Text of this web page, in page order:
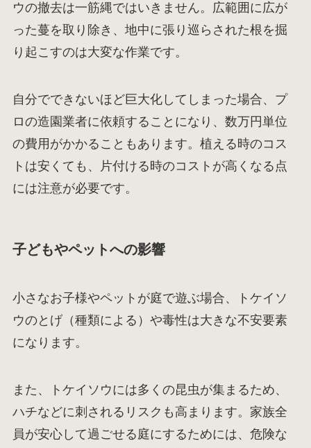
ウの撤去は一筋縄ではいきません。広範囲に広が
った蔓を取り除き、地中に張り巡らされた根を掘
り起こすのは大変な作業です。
自分でできないほど巨大化してしまった場合、プ
ロの造園業者に依頼することになり、数万円単位
の費用がかかることもあります。植える時のコス
トは安くても、片付ける時のコストが高くなる点
には注意が必要です。
子どもやペットへの影響
小さなお子様やペットが庭で遊ぶ場合、トケイソ
ウのとげ（種類による）や毒性は大きな不安要素
になります。
また、トケイソウには多くの昆虫が集まるため、
ハチなどに刺されるリスクも高まります。家族全
員が安心して過ごせる庭にするためには、危険な